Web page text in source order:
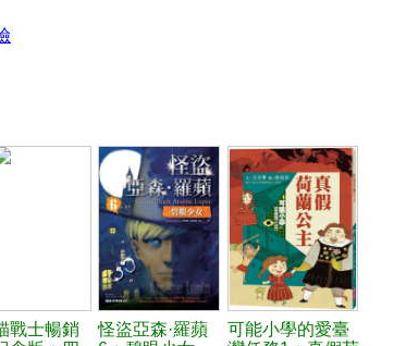
戰士暢銷
怪盜亞森·羅蘋
可能小學的愛臺